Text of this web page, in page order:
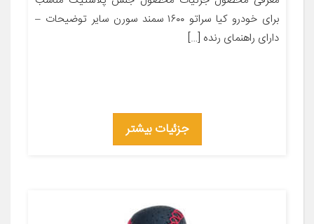
برای خودرو کیا سراتو ۱۶۰۰ سمند سورن سایر توضیحات –
دارای راهنمای رنده […]
جزئیات بیشتر